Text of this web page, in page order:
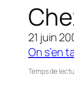
21 juin
On s’en
Temps de